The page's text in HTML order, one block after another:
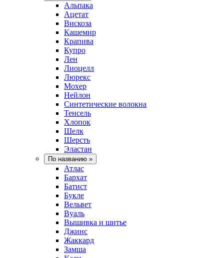
Альпака
Ацетат
Вискоза
Кашемир
Крапива
Купро
Лен
Лиоцелл
Люрекс
Мохер
Нейлон
Синтетические волокна
Тенсель
Хлопок
Шелк
Шерсть
Эластан
По названию »
Атлас
Бархат
Батист
Букле
Вельвет
Вуаль
Вышивка и шитье
Джинс
Жаккард
Замша